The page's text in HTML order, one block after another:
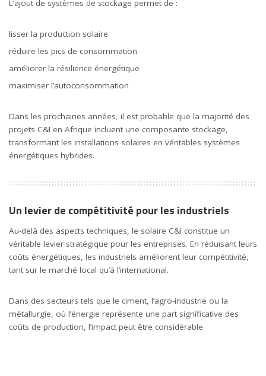
L’ajout de systèmes de stockage permet de :
lisser la production solaire
réduire les pics de consommation
améliorer la résilience énergétique
maximiser l’autoconsommation
Dans les prochaines années, il est probable que la majorité des
projets C&I en Afrique incluent une composante stockage,
transformant les installations solaires en véritables systèmes
énergétiques hybrides.
Un levier de compétitivité pour les industriels
Au-delà des aspects techniques, le solaire C&I constitue un
véritable levier stratégique pour les entreprises. En réduisant leurs
coûts énergétiques, les industriels améliorent leur compétitivité,
tant sur le marché local qu’à l’international.
Dans des secteurs tels que le ciment, l’agro-industrie ou la
métallurgie, où l’énergie représente une part significative des
coûts de production, l’impact peut être considérable.